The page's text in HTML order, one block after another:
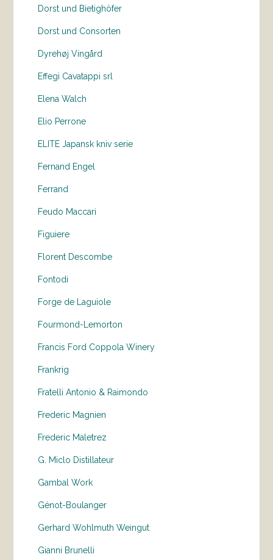
Dorst und Bietighöfer
Dorst und Consorten
Dyrehøj Vingård
Effegi Cavatappi srl
Elena Walch
Elio Perrone
ELITE Japansk kniv serie
Fernand Engel
Ferrand
Feudo Maccari
Figuiere
Florent Descombe
Fontodi
Forge de Laguiole
Fourmond-Lemorton
Francis Ford Coppola Winery
Frankrig
Fratelli Antonio & Raimondo
Frederic Magnien
Frederic Maletrez
G. Miclo Distillateur
Gambal Work
Génot-Boulanger
Gerhard Wohlmuth Weingut
Gianni Brunelli